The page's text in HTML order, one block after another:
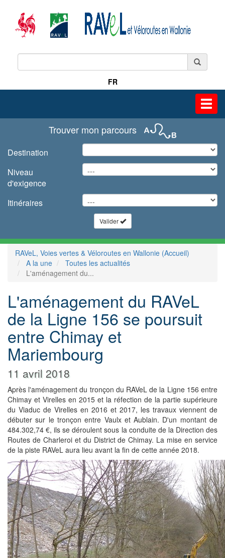
FR
Trouver mon parcours
Destination
Niveau
d'exigence
Itinéraires
Valider
RAVeL, Voies vertes & Véloroutes en Wallonie (Accueil)
A la une
Toutes les actualités
L'aménagement du...
L'aménagement du RAVeL
de la Ligne 156 se poursuit
entre Chimay et
Mariembourg
11 avril 2018
Après l'aménagement du tronçon du RAVeL de la Ligne 156 entre
Chimay et Virelles en 2015 et la réfection de la partie supérieure
du Viaduc de Virelles en 2016 et 2017, les travaux viennent de
débuter sur le tronçon entre Vaulx et Aublain. D'un montant de
484.302,74 €, ils se déroulent sous la conduite de la Direction des
Routes de Charleroi et du District de Chimay. La mise en service
de la piste RAVeL aura lieu avant la fin de cette année 2018.